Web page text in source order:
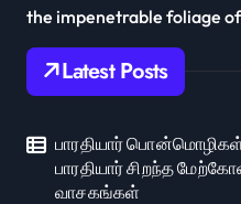
the impenetrable foliage
Latest Posts
பாரதியார் பொன்மொழிகள்
பாரதியார் சிறந்த
வாசகங்கள்